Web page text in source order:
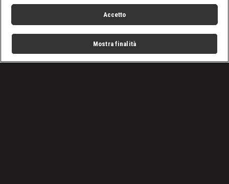
Accetto
Mostra finalità